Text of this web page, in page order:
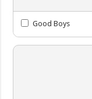
Good Boys